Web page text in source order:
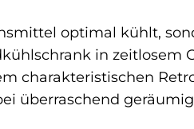
optimal kühlt,
in
charakteristischen
überraschend